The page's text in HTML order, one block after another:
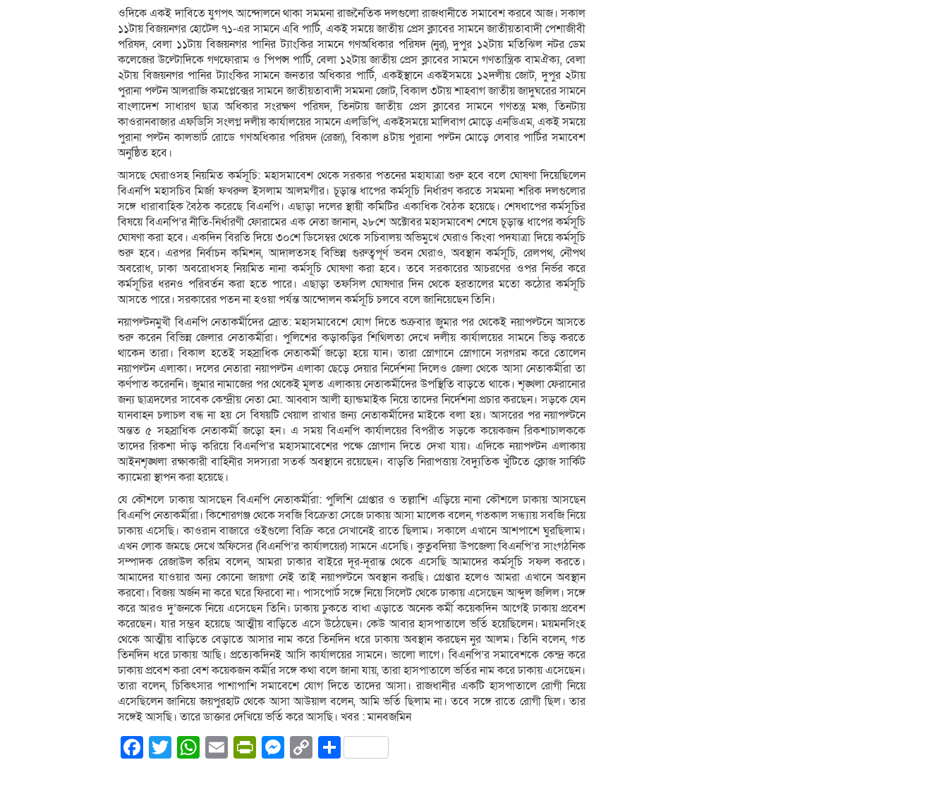
ওদিকে একই দাবিতে যুগপৎ আন্দোলনে থাকা সমমনা রাজনৈতিক দলগুলো রাজধানীতে সমাবেশ করবে আজ। সকাল
১১টায় বিজয়নগর হোটেল ৭১-এর সামনে এবি পার্টি, একই সময়ে জাতীয় প্রেস ক্লাবের সামনে জাতীয়তাবাদী পেশাজীবী
পরিষদ, বেলা ১১টায় বিজয়নগর পানির ট্যাংকির সামনে গণঅধিকার পরিষদ (নুর), দুপুর ১২টায় মতিঝিল নটর ডেম
কলেজের উল্টোদিকে গণফোরাম ও পিপল্স পার্টি, বেলা ১২টায় জাতীয় প্রেস ক্লাবের সামনে গণতান্ত্রিক বামঐক্য, বেলা
২টায় বিজয়নগর পানির ট্যাংকির সামনে জনতার অধিকার পার্টি, একইস্থানে একইসময়ে ১২দলীয় জোট, দুপুর ২টায়
পুরানা পল্টন আলরাজি কমপ্লেক্সের সামনে জাতীয়তাবাদী সমমনা জোট, বিকাল ৩টায় শাহবাগ জাতীয় জাদুঘরের সামনে
বাংলাদেশ সাধারণ ছাত্র অধিকার সংরক্ষণ পরিষদ, তিনটায় জাতীয় প্রেস ক্লাবের সামনে গণতন্ত্র মঞ্চ, তিনটায়
কাওরানবাজার এফডিসি সংলগ্ন দলীয় কার্যালয়ের সামনে এলডিপি, একইসময়ে মালিবাগ মোড়ে এনডিএম, একই সময়ে
পুরানা পল্টন কালভার্ট রোডে গণঅধিকার পরিষদ (রেজা), বিকাল ৪টায় পুরানা পল্টন মোড়ে লেবার পার্টির সমাবেশ
অনুষ্ঠিত হবে।
আসছে ঘেরাওসহ নিয়মিত কর্মসূচি: মহাসমাবেশ থেকে সরকার পতনের মহাযাত্রা শুরু হবে বলে ঘোষণা দিয়েছিলেন
বিএনপি মহাসচিব মির্জা ফখরুল ইসলাম আলমগীর। চূড়ান্ত ধাপের কর্মসূচি নির্ধারণ করতে সমমনা শরিক দলগুলোর
সঙ্গে ধারাবাহিক বৈঠক করেছে বিএনপি। এছাড়া দলের স্থায়ী কমিটির একাধিক বৈঠক হয়েছে। শেষধাপের কর্মসূচির
বিষয়ে বিএনপি’র নীতি-নির্ধারণী ফোরামের এক নেতা জানান, ২৮শে অক্টোবর মহাসমাবেশ শেষে চূড়ান্ত ধাপের কর্মসূচি
ঘোষণা করা হবে। একদিন বিরতি দিয়ে ৩০শে ডিসেম্বর থেকে সচিবালয় অভিমুখে ঘেরাও কিংবা পদযাত্রা দিয়ে কর্মসূচি
শুরু হবে। এরপর নির্বাচন কমিশন, আদালতসহ বিভিন্ন গুরুত্বপূর্ণ ভবন ঘেরাও, অবস্থান কর্মসূচি, রেলপথ, নৌপথ
অবরোধ, ঢাকা অবরোধসহ নিয়মিত নানা কর্মসূচি ঘোষণা করা হবে। তবে সরকারের আচরণের ওপর নির্ভর করে
কর্মসূচির ধরনও পরিবর্তন করা হতে পারে। এছাড়া তফসিল ঘোষণার দিন থেকে হরতালের মতো কঠোর কর্মসূচি
আসতে পারে। সরকারের পতন না হওয়া পর্যন্ত আন্দোলন কর্মসূচি চলবে বলে জানিয়েছেন তিনি।
নয়াপল্টনমুখী বিএনপি নেতাকর্মীদের স্রোত: মহাসমাবেশে যোগ দিতে শুক্রবার জুমার পর থেকেই নয়াপল্টনে আসতে
শুরু করেন বিভিন্ন জেলার নেতাকর্মীরা। পুলিশের কড়াকড়ির শিথিলতা দেখে দলীয় কার্যালয়ের সামনে ভিড় করতে
থাকেন তারা। বিকাল হতেই সহস্রাধিক নেতাকর্মী জড়ো হয়ে যান। তারা স্লোগানে স্লোগানে সরগরম করে তোলেন
নয়াপল্টন এলাকা। দলের নেতারা নয়াপল্টন এলাকা ছেড়ে দেয়ার নির্দেশনা দিলেও জেলা থেকে আসা নেতাকর্মীরা তা
কর্ণপাত করেননি। জুমার নামাজের পর থেকেই মূলত এলাকায় নেতাকর্মীদের উপস্থিতি বাড়তে থাকে। শৃঙ্খলা ফেরানোর
জন্য ছাত্রদলের সাবেক কেন্দ্রীয় নেতা মো. আব্বাস আলী হ্যান্ডমাইক নিয়ে তাদের নির্দেশনা প্রচার করছেন। সড়কে যেন
যানবাহন চলাচল বন্ধ না হয় সে বিষয়টি খেয়াল রাখার জন্য নেতাকর্মীদের মাইকে বলা হয়। আসরের পর নয়াপল্টনে
অন্তত ৫ সহস্রাধিক নেতাকর্মী জড়ো হন। এ সময় বিএনপি কার্যালয়ের বিপরীত সড়কে কয়েকজন রিকশাচালককে
তাদের রিকশা দাঁড় করিয়ে বিএনপি’র মহাসমাবেশের পক্ষে স্লোগান দিতে দেখা যায়। এদিকে নয়াপল্টন এলাকায়
আইনশৃঙ্খলা রক্ষাকারী বাহিনীর সদস্যরা সতর্ক অবস্থানে রয়েছেন। বাড়তি নিরাপত্তায় বৈদ্যুতিক খুঁটিতে ক্লোজ সার্কিট
ক্যামেরা স্থাপন করা হয়েছে।
যে কৌশলে ঢাকায় আসছেন বিএনপি নেতাকর্মীরা: পুলিশি গ্রেপ্তার ও তল্লাশি এড়িয়ে নানা কৌশলে ঢাকায় আসছেন
বিএনপি নেতাকর্মীরা। কিশোরগঞ্জ থেকে সবজি বিক্রেতা সেজে ঢাকায় আসা মালেক বলেন, গতকাল সন্ধ্যায় সবজি নিয়ে
ঢাকায় এসেছি। কাওরান বাজারে ওইগুলো বিক্রি করে সেখানেই রাতে ছিলাম। সকালে এখানে আশপাশে ঘুরছিলাম।
এখন লোক জমছে দেখে অফিসের (বিএনপি’র কার্যালয়ের) সামনে এসেছি। কুতুবদিয়া উপজেলা বিএনপি’র সাংগঠনিক
সম্পাদক রেজাউল করিম বলেন, আমরা ঢাকার বাইরে দূর-দূরান্ত থেকে এসেছি আমাদের কর্মসূচি সফল করতে।
আমাদের যাওয়ার অন্য কোনো জায়গা নেই তাই নয়াপল্টনে অবস্থান করছি। গ্রেপ্তার হলেও আমরা এখানে অবস্থান
করবো। বিজয় অর্জন না করে ঘরে ফিরবো না। পাসপোর্ট সঙ্গে নিয়ে সিলেট থেকে ঢাকায় এসেছেন আব্দুল জলিল। সঙ্গে
করে আরও দু’জনকে নিয়ে এসেছেন তিনি। ঢাকায় ঢুকতে বাধা এড়াতে অনেক কর্মী কয়েকদিন আগেই ঢাকায় প্রবেশ
করেছেন। যার সম্ভব হয়েছে আত্মীয় বাড়িতে এসে উঠেছেন। কেউ আবার হাসপাতালে ভর্তি হয়েছিলেন। ময়মনসিংহ
থেকে আত্মীয় বাড়িতে বেড়াতে আসার নাম করে তিনদিন ধরে ঢাকায় অবস্থান করছেন নুর আলম। তিনি বলেন, গত
তিনদিন ধরে ঢাকায় আছি। প্রত্যেকদিনই আসি কার্যালয়ের সামনে। ভালো লাগে। বিএনপি’র সমাবেশকে কেন্দ্র করে
ঢাকায় প্রবেশ করা বেশ কয়েকজন কর্মীর সঙ্গে কথা বলে জানা যায়, তারা হাসপাতালে ভর্তির নাম করে ঢাকায় এসেছেন।
তারা বলেন, চিকিৎসার পাশাপাশি সমাবেশে যোগ দিতে তাদের আসা। রাজধানীর একটি হাসপাতালে রোগী নিয়ে
এসেছিলেন জানিয়ে জয়পুরহাট থেকে আসা আউয়াল বলেন, আমি ভর্তি ছিলাম না। তবে সঙ্গে রাতে রোগী ছিল। তার
সঙ্গেই আসছি। তারে ডাক্তার দেখিয়ে ভর্তি করে আসছি। খবর : মানবজমিন
Facebook
Twitter
WhatsApp
EmailPrintFriendly
Messenger
CopyShare